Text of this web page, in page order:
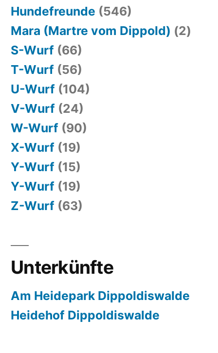
Hundefreunde (546)
Mara (Martre vom Dippold) (2)
S-Wurf (66)
T-Wurf (56)
U-Wurf (104)
V-Wurf (24)
W-Wurf (90)
X-Wurf (19)
Y-Wurf (15)
Y-Wurf (19)
Z-Wurf (63)
Unterkünfte
Am Heidepark Dippoldiswalde
Heidehof Dippoldiswalde